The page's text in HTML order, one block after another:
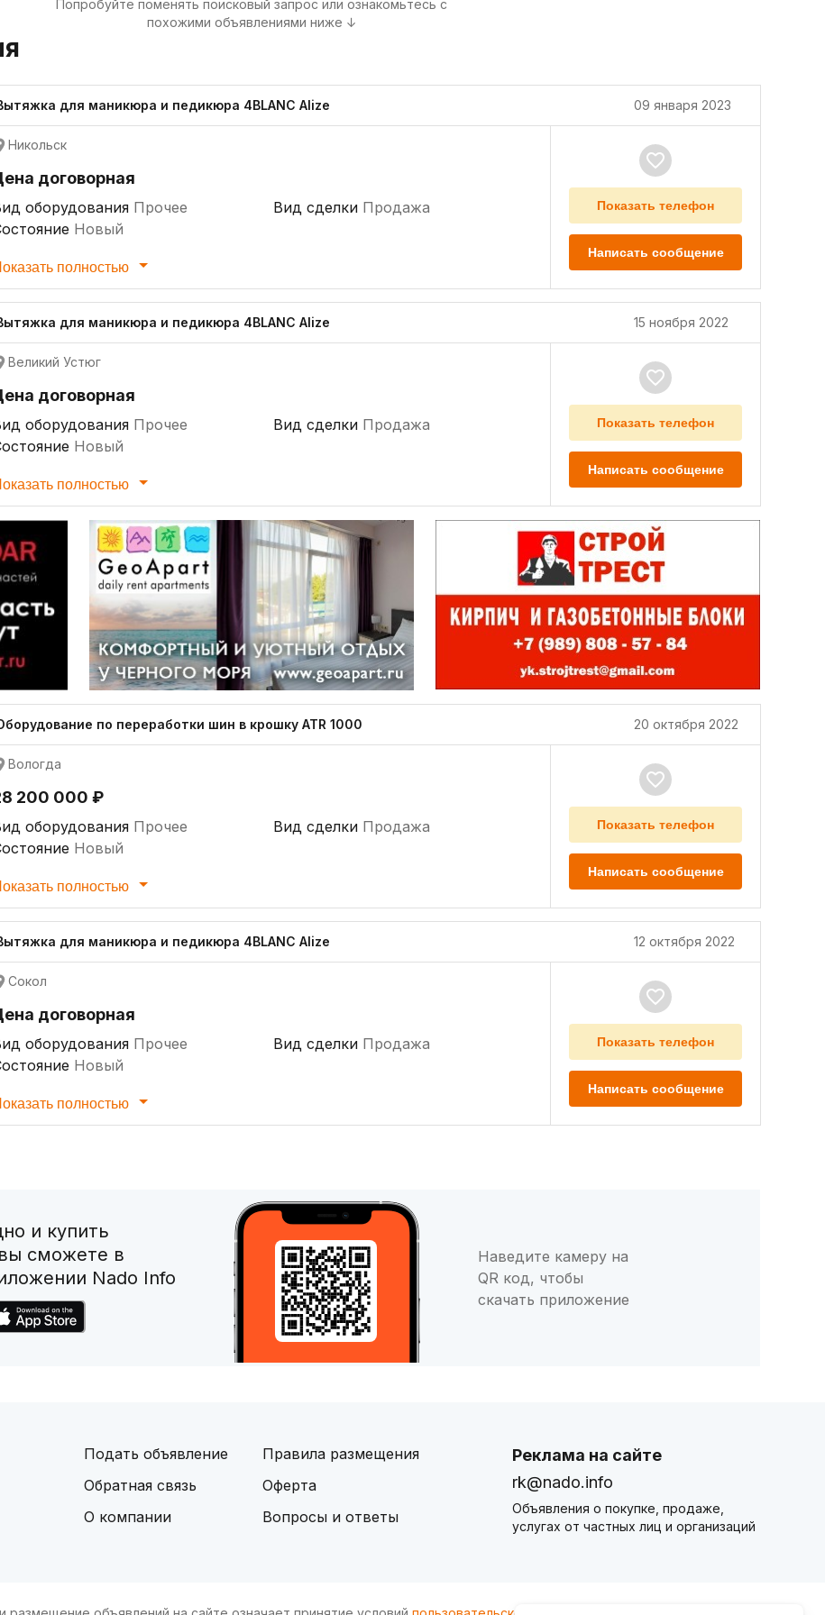
Попробуйте поменять поисковый запрос или ознакомьтесь с
похожими объявлениями ниже ↓
для маникюра и педикюра 4BLANC Alize 09 января 2023
Никольск
договорная
оборудования Прочее
Новый
Вид сделки Продажа
полностью
Показать телефон
Написать сообщение
для маникюра и педикюра 4BLANC Alize 15 ноября 2022
Великий Устюг
договорная
оборудования Прочее
Новый
Вид сделки Продажа
полностью
Показать телефон
Написать сообщение
по переработки шин в крошку ATR 1000 20 октября 2022
Вологда
200 000 ₽
оборудования Прочее
Новый
Вид сделки Продажа
полностью
Показать телефон
Написать сообщение
для маникюра и педикюра 4BLANC Alize 12 октября 2022
Сокол
договорная
оборудования Прочее
Новый
Вид сделки Продажа
полностью
Показать телефон
Написать сообщение
и купить
сможете в
Nado Info
Наведите камеру на
QR код, чтобы
скачать приложение
Подать объявление
Обратная связь
О компании
Правила размещения
Оферта
Вопросы и ответы
Реклама на сайте
rk@nado.info
Объявления о покупке, продаже,
услугах от частных лиц и организаций